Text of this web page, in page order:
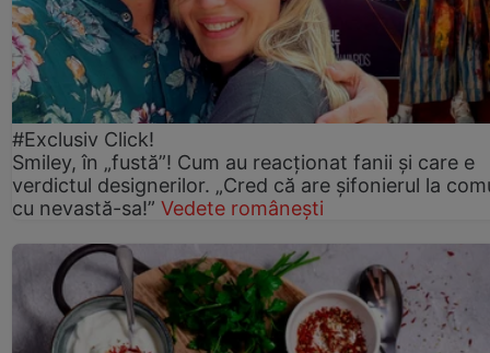
#Exclusiv Click!
Smiley, în „fustă”! Cum au reacționat fanii și care e
verdictul designerilor. „Cred că are șifonierul la
cu nevastă-sa!” Vedete românești